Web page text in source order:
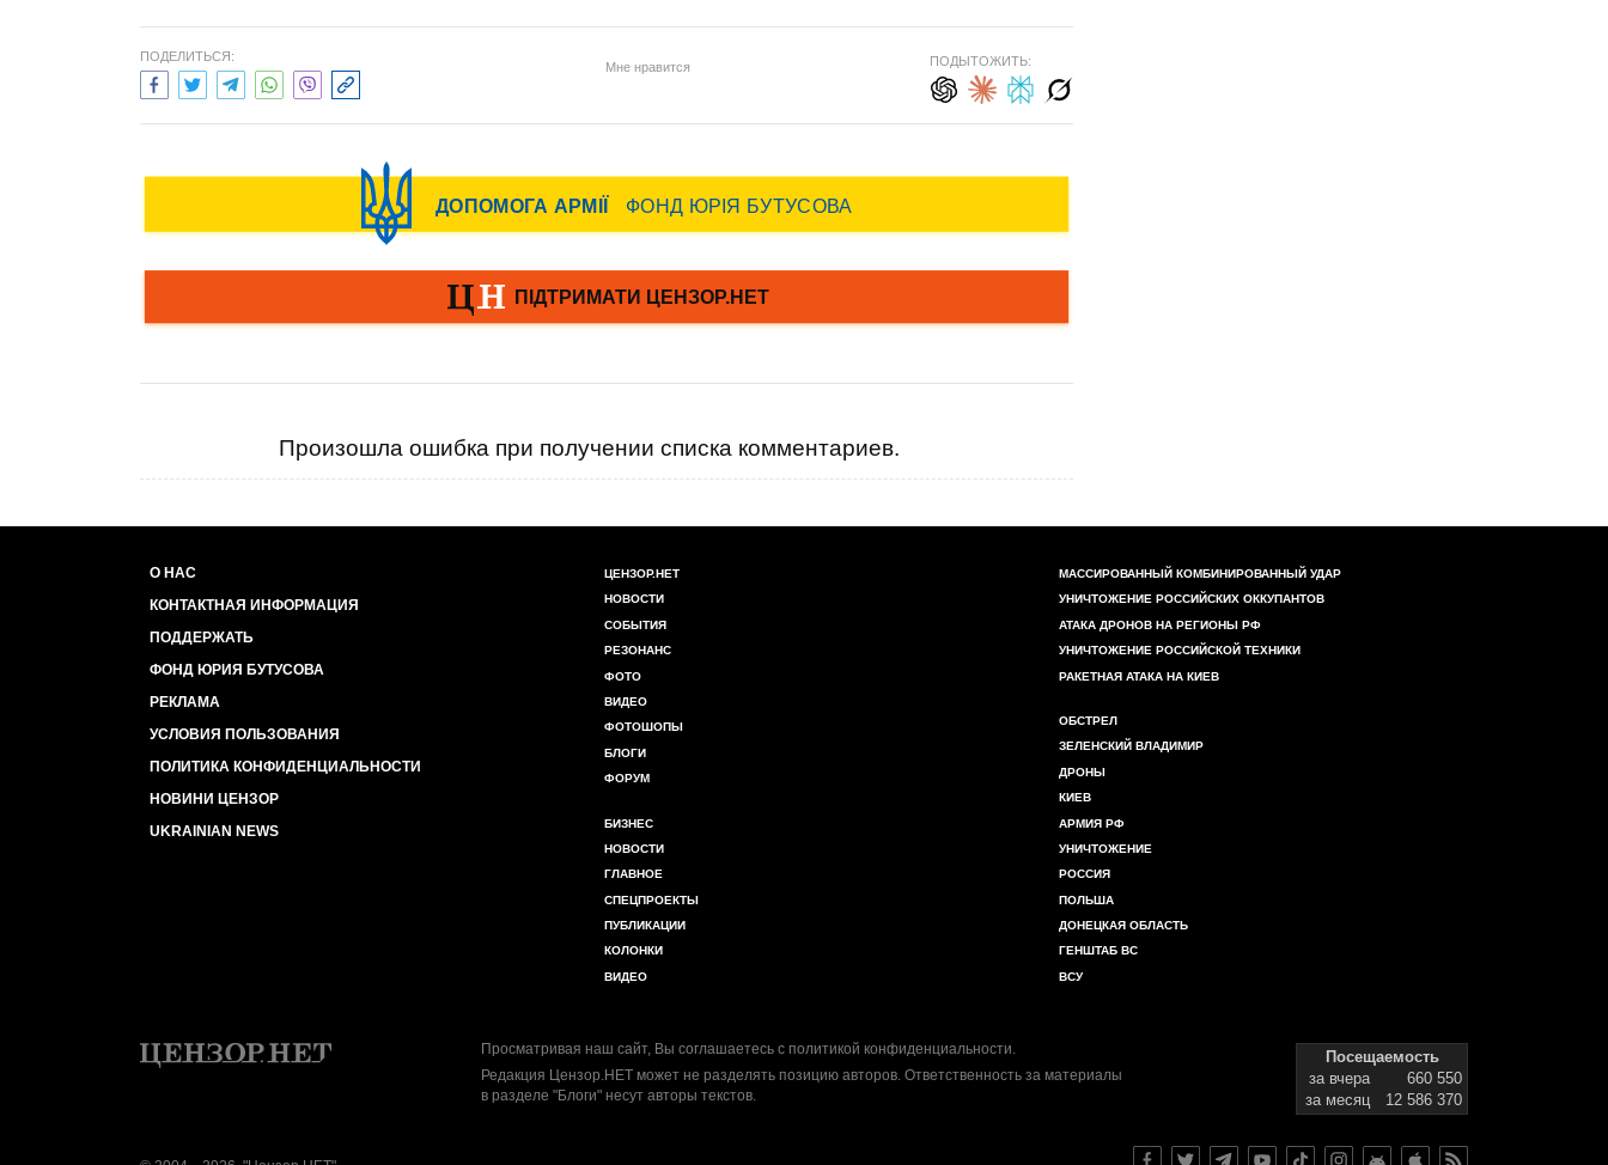
ПОДЕЛИТЬСЯ:
Мне нравится ПОДЫТОЖИТЬ:
Произошла ошибка при получении списка комментариев.
О НАС
КОНТАКТНАЯ ИНФОРМАЦИЯ
ПОДДЕРЖАТЬ
ФОНД ЮРИЯ БУТУСОВА
РЕКЛАМА
УСЛОВИЯ ПОЛЬЗОВАНИЯ
ПОЛИТИКА КОНФИДЕНЦИАЛЬНОСТИ
НОВИНИ ЦЕНЗОР
UKRAINIAN NEWS
ЦЕНЗОР.НЕТ
НОВОСТИ
СОБЫТИЯ
РЕЗОНАНС
ФОТО
ВИДЕО
ФОТОШОПЫ
БЛОГИ
ФОРУМ
БИЗНЕС
НОВОСТИ
ГЛАВНОЕ
СПЕЦПРОЕКТЫ
ПУБЛИКАЦИИ
КОЛОНКИ
ВИДЕО
МАССИРОВАННЫЙ КОМБИНИРОВАННЫЙ УДАР
УНИЧТОЖЕНИЕ РОССИЙСКИХ ОККУПАНТОВ
АТАКА ДРОНОВ НА РЕГИОНЫ РФ
УНИЧТОЖЕНИЕ РОССИЙСКОЙ ТЕХНИКИ
РАКЕТНАЯ АТАКА НА КИЕВ
ОБСТРЕЛ
ЗЕЛЕНСКИЙ ВЛАДИМИР
ДРОНЫ
КИЕВ
АРМИЯ РФ
УНИЧТОЖЕНИЕ
РОССИЯ
ПОЛЬША
ДОНЕЦКАЯ ОБЛАСТЬ
ГЕНШТАБ ВС
ВСУ
Просматривая наш сайт, Вы соглашаетесь с политикой конфиденциальности.
Редакция Цензор.НЕТ может не разделять позицию авторов. Ответственность за материалы
в разделе "Блоги" несут авторы текстов.
Посещаемость
за вчера
660 550
за месяц
12 586 370